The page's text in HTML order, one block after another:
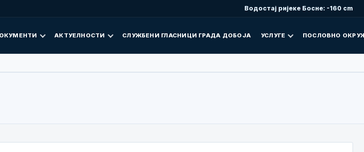
Водостај ријеке Босне: -160 cm
АКТУЕЛНОСТИ СЛУЖБЕНИ ГЛАСНИЦИ ГРАДА ДОБОЈА УСЛУГЕ ПОСЛОВНО